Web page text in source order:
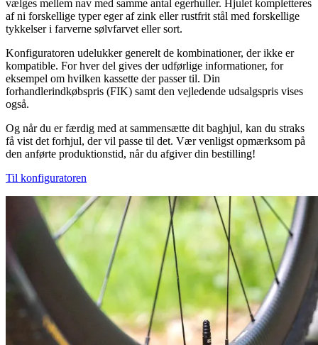
vælges mellem nav med samme antal egerhuller. Hjulet kompletteres
af ni forskellige typer eger af zink eller rustfrit stål med forskellige
tykkelser i farverne sølvfarvet eller sort.
Konfiguratoren udelukker generelt de kombinationer, der ikke er
kompatible. For hver del gives der udførlige informationer, for
eksempel om hvilken kassette der passer til. Din
forhandlerindkøbspris (FIK) samt den vejledende udsalgspris vises
også.
Og når du er færdig med at sammensætte dit baghjul, kan du straks
få vist det forhjul, der vil passe til det. Vær venligst opmærksom på
den anførte produktionstid, når du afgiver din bestilling!
Til konfiguratoren